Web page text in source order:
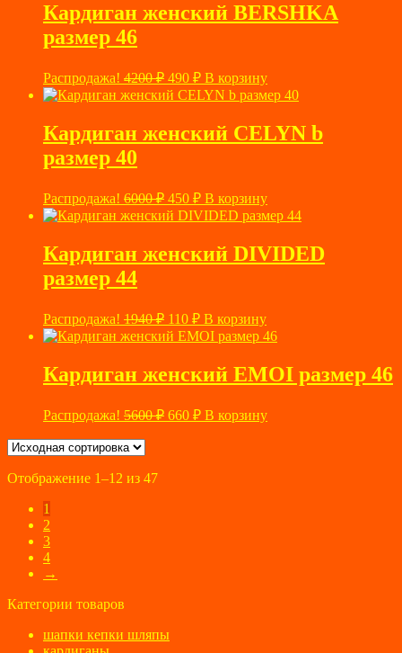
Кардиган женский BERSHKA
размер 46
Распродажа! 4200₽ Первоначальная
цена
составляла
490 ₽Текущая
цена:
В корзину
Кардиган женский CELYN b
размер 40
Распродажа! 6000₽ Первоначальная
цена
составляла
450 ₽Текущая
цена:
В корзину
Кардиган женский DIVIDED
размер 44
Распродажа! 1940₽ Первоначальная
цена
составляла
110 ₽Текущая
цена:
В корзину
Кардиган женский EMOI размер 46
Распродажа! 5600₽ Первоначальная
660 ₽Текущая
цена:
В корзину
Отображение 1–12 из 47
1
2
3
4
→
Категории товаров
шапки кепки шляпы